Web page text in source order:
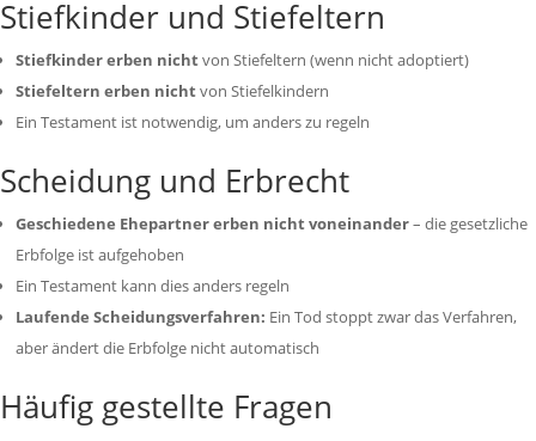
Stiefkinder und Stiefeltern
Stiefkinder erben nichtvon Stiefeltern (wenn nicht adoptiert)
Stiefeltern erben nichtvon Stiefelkindern
Ein Testament ist notwendig, um anders zu regeln
Scheidung und Erbrecht
Geschiedene Ehepartner erben nicht voneinander– die gesetzliche
Erbfolge ist aufgehoben
Ein Testament kann dies anders regeln
Laufende Scheidungsverfahren: Ein Tod stoppt zwar das Verfahren,
aber ändert die Erbfolge nicht automatisch
Häufig gestellte Fragen